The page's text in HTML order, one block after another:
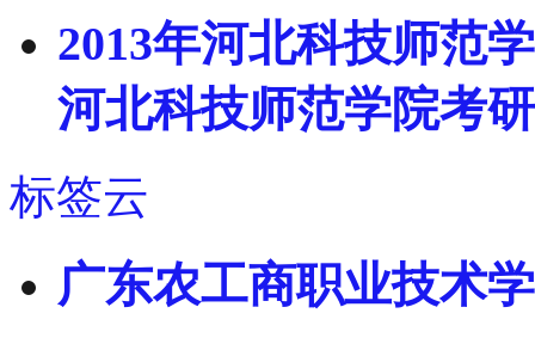
2013年河北科技师范
河北科技师范学院考
标签云
广东农工商职业技术